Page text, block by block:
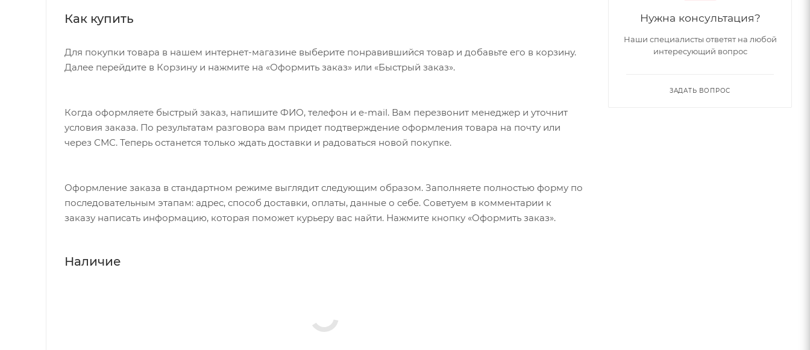
Как купить
Для покупки товара в нашем интернет-магазине выберите понравившийся товар и добавьте его в корзину.
Далее перейдите в Корзину и нажмите на «Оформить заказ» или «Быстрый заказ».
Когда оформляете быстрый заказ, напишите ФИО, телефон и e-mail. Вам перезвонит менеджер и уточнит
условия заказа. По результатам разговора вам придет подтверждение оформления товара на почту или
через СМС. Теперь останется только ждать доставки и радоваться новой покупке.
Оформление заказа в стандартном режиме выглядит следующим образом. Заполняете полностью форму по
последовательным этапам: адрес, способ доставки, оплаты, данные о себе. Советуем в комментарии к
заказу написать информацию, которая поможет курьеру вас найти. Нажмите кнопку «Оформить заказ».
Наличие
Нужна консультация?
Наши специалисты ответят на любой
интересующий вопрос
ЗАДАТЬ ВОПРОС